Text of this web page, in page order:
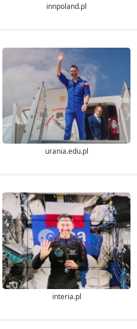
innpoland.pl
urania.edu.pl
interia.pl